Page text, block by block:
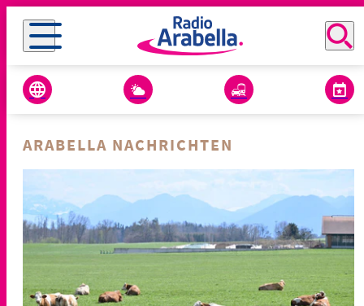
ARABELLA NACHRICHTEN